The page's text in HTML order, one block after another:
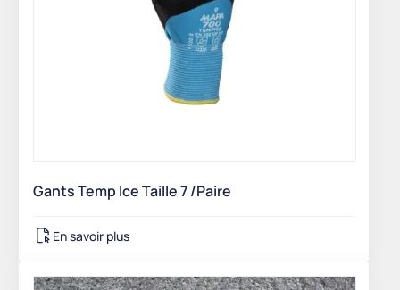
Gants Temp Ice Taille 7 /Paire
En savoir plus